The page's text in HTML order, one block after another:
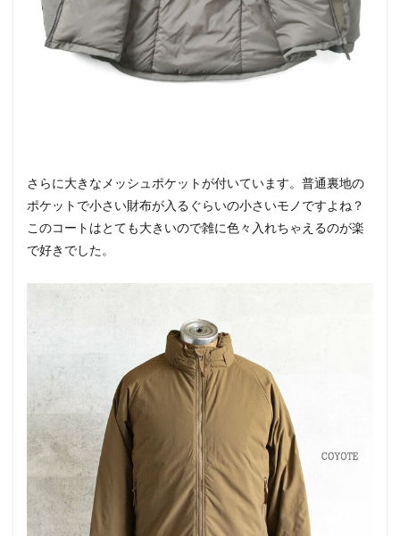
さらに大きなメッシュポケットが付いています。普通裏地の
ポケットで小さい財布が入るぐらいの小さいモノですよね？
このコートはとても大きいので雑に色々入れちゃえるのが楽
で好きでした。